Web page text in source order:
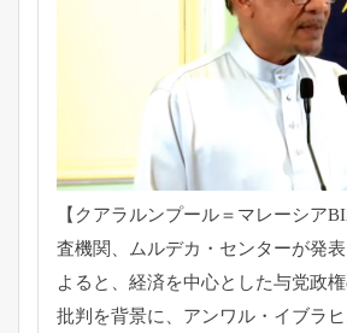
【クアラルンプール＝マレーシア
査機関、ムルデカ・センターが発
よると、 経済を中心とした与党政
批判を背景に、 アンワル・ イブラ